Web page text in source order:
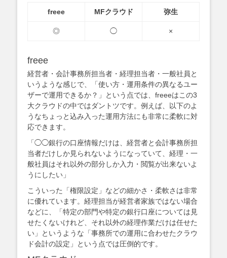
freee MFクラウド 弥生
◎ ◯ ×
freee
経営者・会計事務所担当者・経理担当者・一般社員と
いうような感じで、「使い方・運用条件の異なるユー
ザーで運用できるか？」という点では、freeeはこの3
大クラウドの中ではダントツです。例えば、以下のよ
うなちょっと込み入った運用方法にも非常に柔軟に対
応できます。
「◯◯銀行の口座情報だけは、経営者と会計事務所担
当者だけしか見られないようになっていて、経理・一
般社員はそれ以外の部分しか入力・閲覧が出来ないよ
うにしたい」
こういった「権限設定」などの細かさ・柔軟さは非常
に優れています。経理担当が経営者家族ではない場合
などに、「特定の部門や特定の銀行口座については見
せたくないけれど、それ以外の経理作業だけは任せた
い」というような「事務所での運用に合わせたクラウ
ド会計の設定」という点では圧倒的です。